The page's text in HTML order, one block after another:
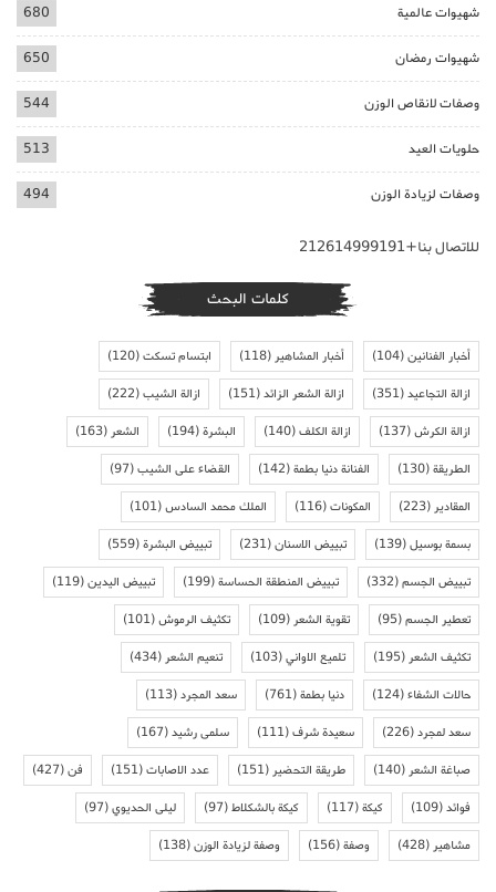
شهيوات عالمية 680
شهيوات رمضان 650
وصفات لانقاص الوزن 544
حلويات العيد 513
وصفات لزيادة الوزن 494
للاتصال بنا+212614999191
كلمات البحث
أخبار الفنانين(104) أخبار المشاهير(118) ابتسام تسكت(120)
ازالة التجاعيد(351) ازالة الشعر الزائد(151) ازالة الشيب(222)
ازالة الكرش(137) ازالة الكلف(140) البشرة(194) الشعر(163)
الطريقة(130) الفنانة دنيا بطمة(142) القضاء على الشيب(97)
المقادير(223) المكونات(116) الملك محمد السادس(101)
بسمة بوسيل(139) تبييض الاسنان(231) تبييض البشرة(559)
تبييض الجسم(332) تبييض المنطقة الحساسة(199) تبييض اليدين(119)
تعطير الجسم(95) تقوية الشعر(109) تكثيف الرموش(101)
تكثيف الشعر(195) تلميع الاواني(103) تنعيم الشعر(434)
حالات الشفاء(124) دنيا بطمة(761) سعد المجرد(113)
سعد لمجرد(226) سعيدة شرف(111) سلمى رشيد(167)
صباغة الشعر(140) طريقة التحضير(151) عدد الاصابات(151) فن(427)
فوائد(109) كيكة(117) كيكة بالشكلاط(97) ليلى الحديوي(97)
مشاهير(428) وصفة(156) وصفة لزيادة الوزن(138)